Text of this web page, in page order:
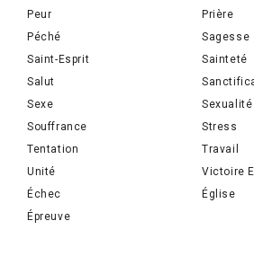
Peur
Prière
Péché
Sagesse
Saint-Esprit
Sainteté
Salut
Sexe
Sexualité
Souffrance
Stress
Tentation
Travail
Unité
Victoire
Échec
Église
Épreuve